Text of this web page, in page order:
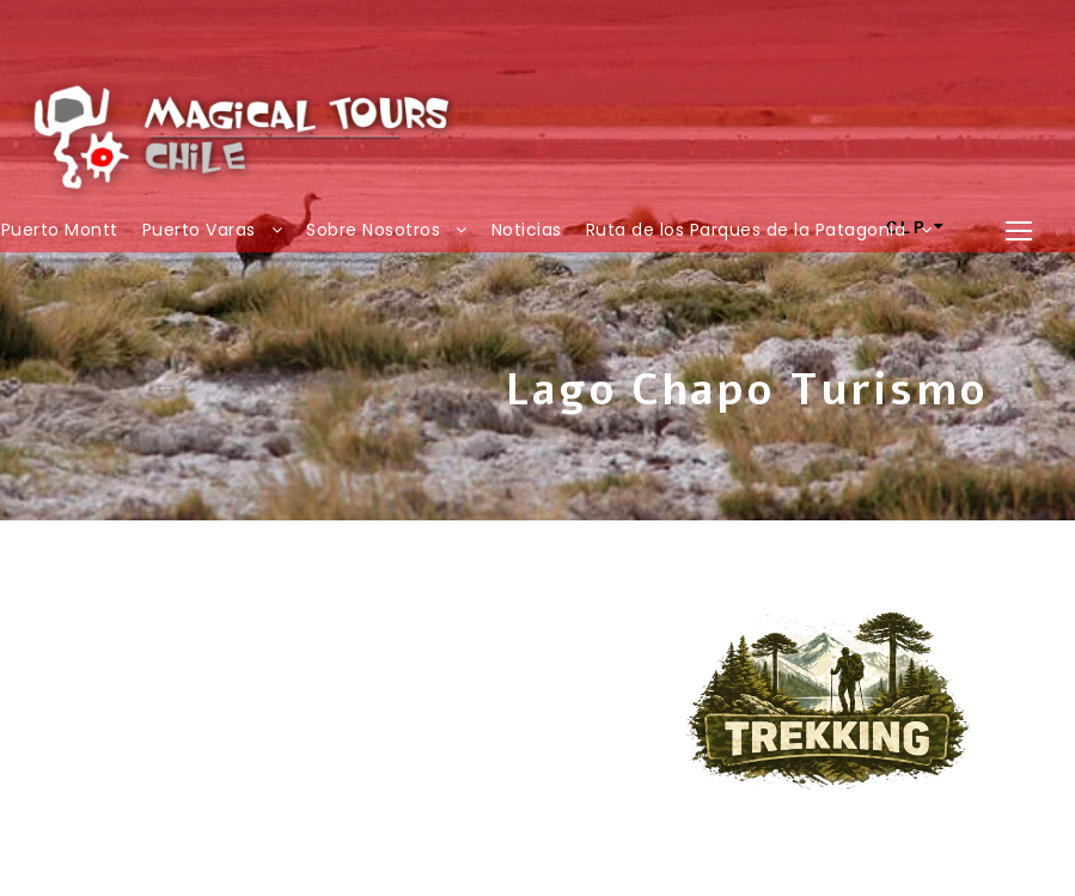
Puerto Montt Puerto Varas Sobre Nosotros Noticias Ruta de los Parques de la PatagoniaCLP
Lago Chapo Turismo